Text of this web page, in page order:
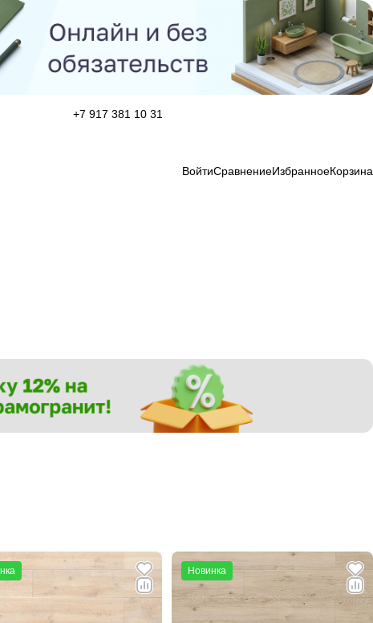
+7 917 381 10 31
ВойтиСравнениеИзбранноеКорзина
Новинка